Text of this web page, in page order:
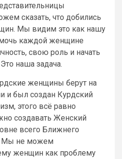
сказать, что добились
Мы видим это как нашу
каждой женщине
свою роль и начать
наша задача.
женщины берут на
и был создан Курдский
этого всё равно
создавать Женский
всего Ближнего
Мы не можем
женщин как проблему